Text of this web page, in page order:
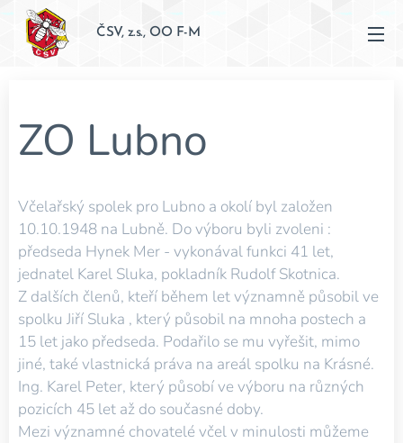
ČSV, z.s., OO F-M
ZO Lubno
Včelařský spolek pro Lubno a okolí byl založen
10.10.1948 na Lubně. Do výboru byli zvoleni :
předseda Hynek Mer - vykonával funkci 41 let,
jednatel Karel Sluka, pokladník Rudolf Skotnica.
Z dalších členů, kteří během let významně působil ve
spolku Jiří Sluka , který působil na mnoha postech a
15 let jako předseda. Podařilo se mu vyřešit, mimo
jiné, také vlastnická práva na areál spolku na Krásné.
Ing. Karel Peter, který působí ve výboru na různých
pozicích 45 let až do současné doby.
Mezi významné chovatelé včel v minulosti můžeme